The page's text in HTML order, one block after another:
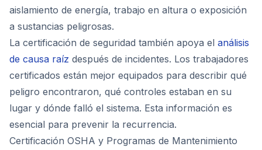
aislamiento de energía, trabajo en altura o exposición
a sustancias peligrosas.
La certificación de seguridad también apoya el análisis
de causa raíz después de incidentes. Los trabajadores
certificados están mejor equipados para describir qué
peligro encontraron, qué controles estaban en su
lugar y dónde falló el sistema. Esta información es
esencial para prevenir la recurrencia.
Certificación OSHA y Programas de Mantenimiento